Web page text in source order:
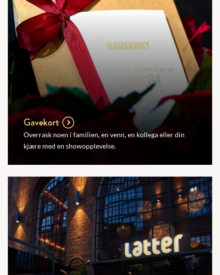
Gavekort
Overrask noen i familien, en venn, en kollega eller din
kjære med en showopplevelse.